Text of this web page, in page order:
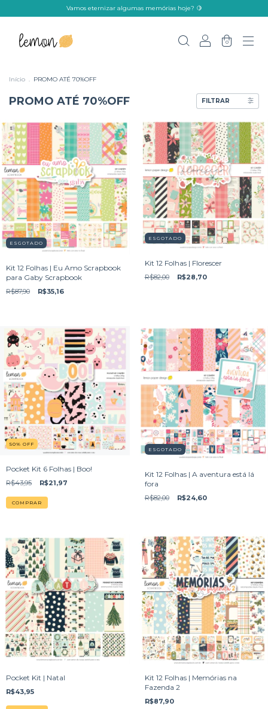
Vamos eternizar algumas memórias hoje? 🍋
0
Início . PROMO ATÉ 70%OFF
PROMO ATÉ 70%OFF FILTRAR
ESGOTADO
Kit 12 Folhas | Eu Amo Scrapbook
para Gaby Scrapbook
R$87,90 R$35,16
ESGOTADO
Kit 12 Folhas | Florescer
R$82,00 R$28,70
50% OFF
Pocket Kit 6 Folhas | Boo!
R$43,95 R$21,97
ESGOTADO
Kit 12 Folhas | A aventura está lá
fora
R$82,00 R$24,60
Pocket Kit | Natal
R$43,95
Kit 12 Folhas | Memórias na
Fazenda 2
R$87,90